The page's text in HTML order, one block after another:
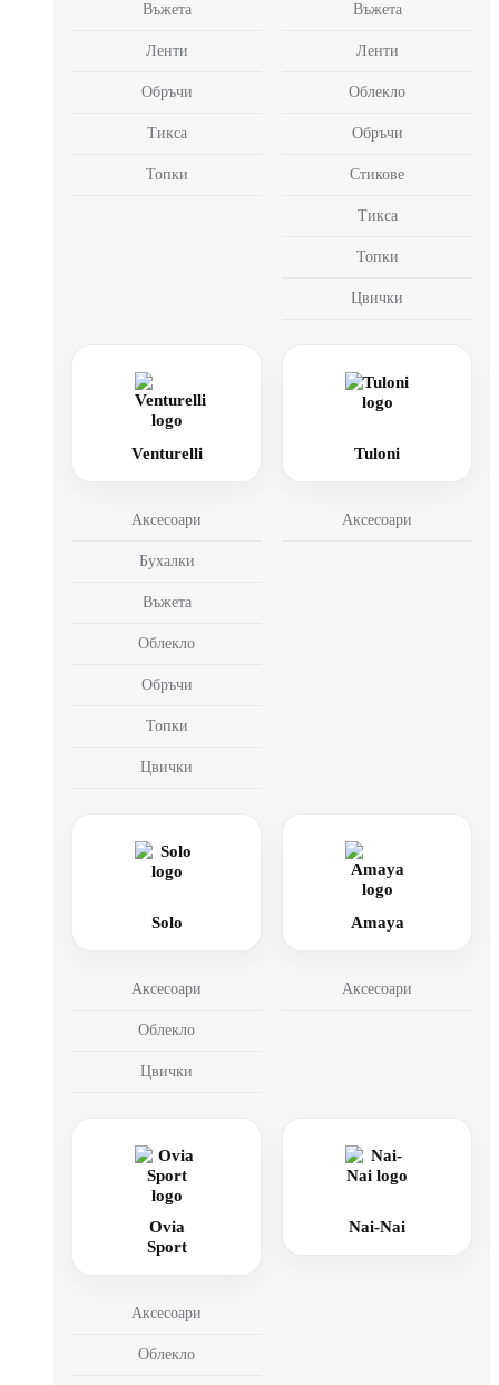
Въжета
Ленти
Обръчи
Тикса
Топки
Въжета
Ленти
Облекло
Обръчи
Стикове
Тикса
Топки
Цвички
Venturelli
Аксесоари
Бухалки
Въжета
Облекло
Обръчи
Топки
Цвички
Tuloni
Аксесоари
Solo
Аксесоари
Облекло
Цвички
Amaya
Аксесоари
Ovia
Sport
Аксесоари
Облекло
Nai-Nai